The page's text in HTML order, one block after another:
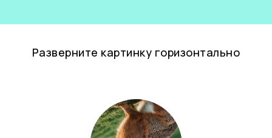
Разверните картинку горизонтально